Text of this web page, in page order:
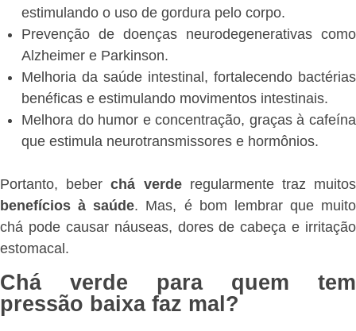
estimulando o uso de gordura pelo corpo.
Prevenção de doenças neurodegenerativas como
Alzheimer e Parkinson.
Melhoria da saúde intestinal, fortalecendo bactérias
benéficas e estimulando movimentos intestinais.
Melhora do humor e concentração, graças à cafeína
que estimula neurotransmissores e hormônios.
Portanto, beberchá verderegularmente traz muitos
benefícios à saúde. Mas, é bom lembrar que muito
chá pode causar náuseas, dores de cabeça e irritação
estomacal.
Chá verde para quem tem
pressão baixa faz mal?